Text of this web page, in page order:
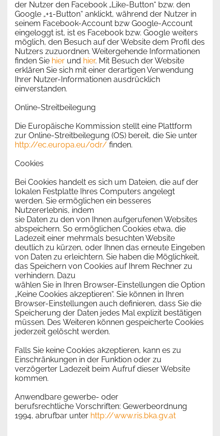
der Nutzer den Facebook „Like-Button“ bzw. den
Google „+1-Button“ anklickt, während der Nutzer in
seinem Facebook-Account bzw Google-Account
eingeloggt ist, ist es Facebook bzw. Google weiters
möglich, den Besuch auf der Website dem Profil des
Nutzers zuzuordnen. Weitergehende Informationen
finden Sie hier und hier. Mit Besuch der Website
erklären Sie sich mit einer derartigen Verwendung
Ihrer Nutzer-Informationen ausdrücklich
einverstanden.
Online-Streitbeilegung
Die Europäische Kommission stellt eine Plattform
zur Online-Streitbeilegung (OS) bereit, die Sie unter
http://ec.europa.eu/odr/ finden.
Cookies
Bei Cookies handelt es sich um Dateien, die auf der
lokalen Festplatte Ihres Computers angelegt
werden. Sie ermöglichen ein besseres
Nutzererlebnis, indem
sie Daten zu den von Ihnen aufgerufenen Websites
abspeichern. So ermöglichen Cookies etwa, die
Ladezeit einer mehrmals besuchten Website
deutlich zu kürzen, oder Ihnen das erneute Eingeben
von Daten zu erleichtern. Sie haben die Möglichkeit,
das Speichern von Cookies auf Ihrem Rechner zu
verhindern. Dazu
wählen Sie in Ihren Browser-Einstellungen die Option
„Keine Cookies akzeptieren“. Sie können in Ihren
Browser-Einstellungen auch definieren, dass Sie die
Speicherung der Daten jedes Mal explizit bestätigen
müssen. Des Weiteren können gespeicherte Cookies
jederzeit gelöscht werden.
Falls Sie keine Cookies akzeptieren, kann es zu
Einschränkungen in der Funktion oder zu
verzögerter Ladezeit beim Aufruf dieser Website
kommen.
Anwendbare gewerbe- oder
berufsrechtliche Vorschriften: Gewerbeordnung
1994, abrufbar unter http://www.ris.bka.gv.at